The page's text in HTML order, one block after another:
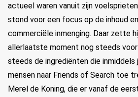
actueel waren vanuit zijn
stond voor een focus op de inhoud
commerciële inmenging. Daar zette
allerlaatste moment nog steeds voor
steeds de ingrediënten die inmiddels
mensen naar Friends of Search toe
Merel de Koning, die er vanaf de